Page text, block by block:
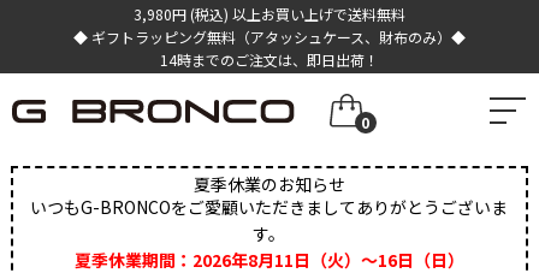
3,980円 (税込) 以上お買い上げで送料無料
◆ ギフトラッピング無料（アタッシュケース、財布のみ）◆
14時までのご注文は、即日出荷！
0
夏季休業のお知らせ
いつもG-BRONCOをご愛顧いただきましてありがとうございま
す。
夏季休業期間：2026年8月11日（火）～16日（日）